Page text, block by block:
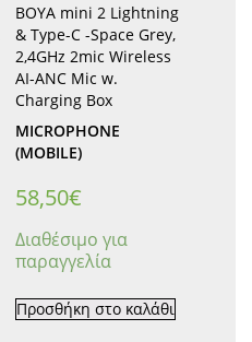
BOYA mini 2 Lightning
& Type-C -Space Grey,
2,4GHz 2mic Wireless
AI-ANC Mic w.
Charging Box
MICROPHONE
(MOBILE)
58,50€
Διαθέσιμο για
παραγγελία
Προσθήκη στο καλάθι